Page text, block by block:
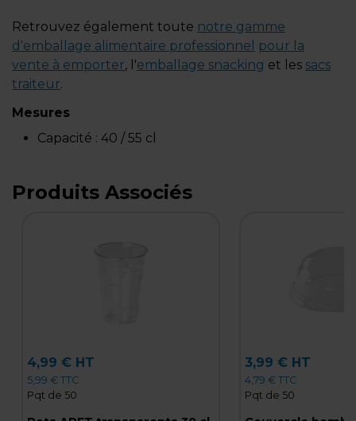
Retrouvez également toute notre gamme
d'emballage alimentaire professionnel
pour la
vente à emporter, l'emballage snacking et les sacs
traiteur.
Mesures
Capacité : 40 / 55 cl
Produits Associés
4,99 € HT
5,99 € TTC
Pqt de 50
3,99 € HT
4,79 € TTC
Pqt de 50